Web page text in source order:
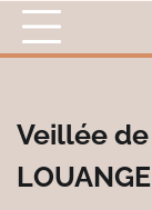
Skip
content
Veillée
LOUANGE